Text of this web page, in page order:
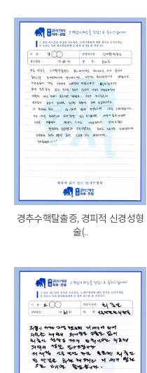
경추수핵탈출증, 경피적 신경성형
술(..